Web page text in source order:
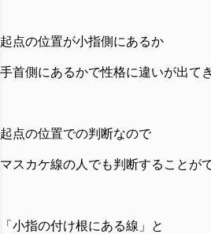
起点の位置が小指側にあるか
手首側にあるかで性格に違いが出て
起点の位置での判断なので
マスカケ線の人でも判断することが
「小指の付け根にある線」と